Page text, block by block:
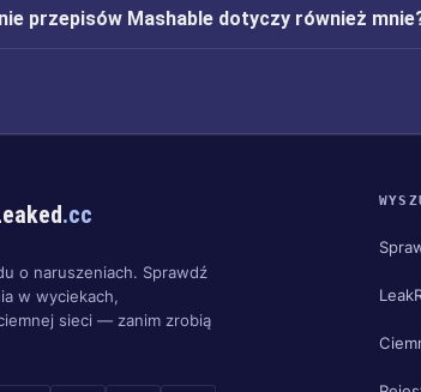
przepisów Mashable dotyczy również
.cc
o naruszeniach. Sprawdź
w wyciekach,
sieci — zanim zrobią